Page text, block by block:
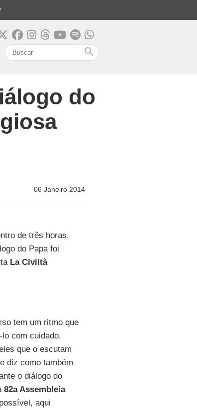
search
do
06 Janeiro 2014
de três horas,
do Papa foi
La Civiltà
tem um ritmo que
com cuidado,
que o escutam
diz como também
o diálogo do
82a Assembleia
aqui